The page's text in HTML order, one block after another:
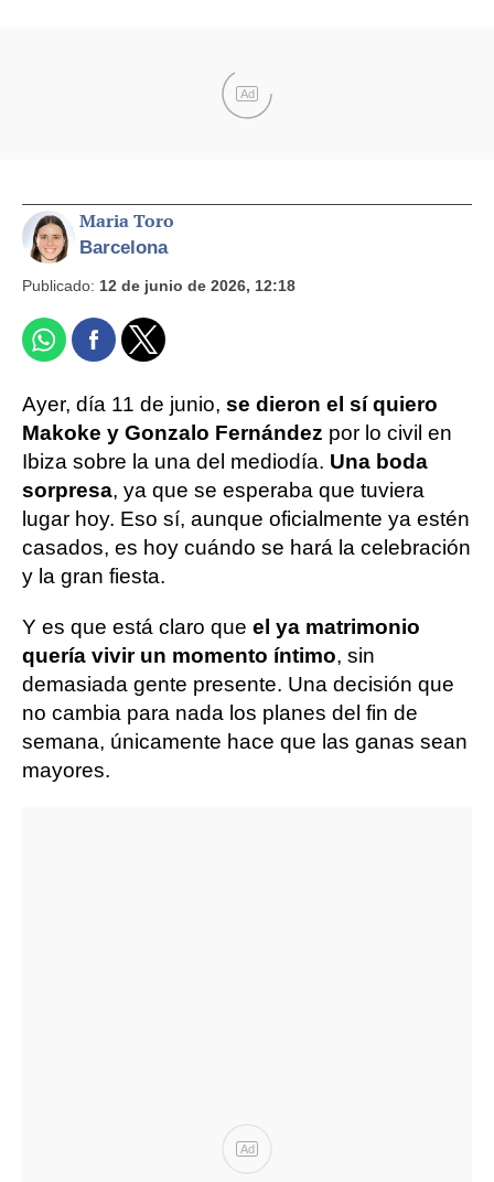
Ad
Maria Toro
Barcelona
Publicado: 12 de junio de 2026, 12:18
Ayer, día 11 de junio, se dieron el sí quiero
Makoke y Gonzalo Fernández por lo civil en
Ibiza sobre la una del mediodía. Una boda
sorpresa, ya que se esperaba que tuviera
lugar hoy. Eso sí, aunque oficialmente ya estén
casados, es hoy cuándo se hará la celebración
y la gran fiesta.
Y es que está claro que el ya matrimonio
quería vivir un momento íntimo, sin
demasiada gente presente. Una decisión que
no cambia para nada los planes del fin de
semana, únicamente hace que las ganas sean
mayores.
Ad